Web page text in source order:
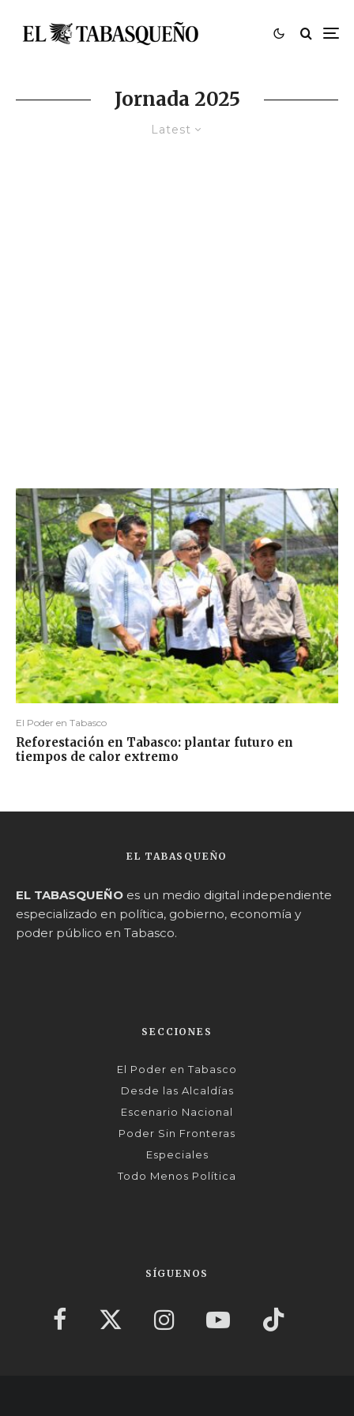
Jornada 2025
Latest
El Poder en Tabasco
Reforestación en Tabasco: plantar futuro en
tiempos de calor extremo
EL TABASQUEÑO
EL TABASQUEÑO es un medio digital independiente
especializado en política, gobierno, economía y
poder público en Tabasco.
SECCIONES
El Poder en Tabasco
Desde las Alcaldías
Escenario Nacional
Poder Sin Fronteras
Especiales
Todo Menos Política
SÍGUENOS